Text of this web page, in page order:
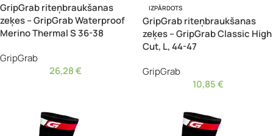
GripGrab riteņbraukšanas
zeķes – GripGrab Waterproof
Merino Thermal S 36-38
GripGrab
26,28€
IZPĀRDOTS
GripGrab riteņbraukšanas
zeķes – GripGrab Classic High
Cut, L, 44-47
GripGrab
10,85€